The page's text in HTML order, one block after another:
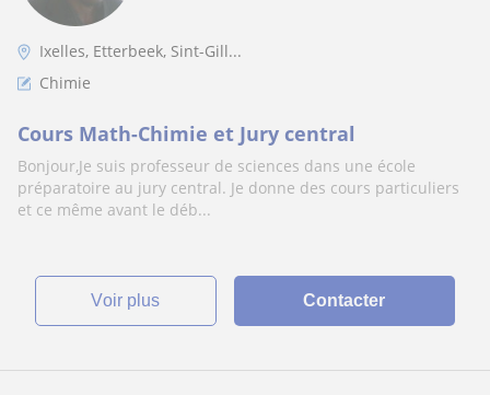
Ixelles, Etterbeek, Sint-Gill...
Chimie
Cours Math-Chimie et Jury central
Bonjour,Je suis professeur de sciences dans une école
préparatoire au jury central. Je donne des cours particuliers
et ce même avant le déb...
voir plus Contacter